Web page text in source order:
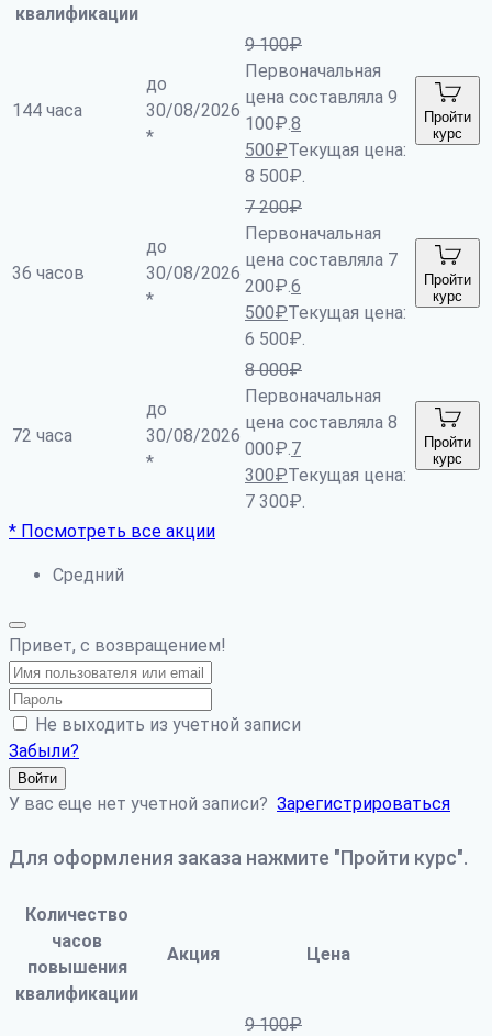
квалификации
144 часа
до
30/08/2026
*
9 100₽
Первоначальная
цена составляла 9
100₽.8
500₽Текущая цена:
8 500₽.
Пройти
курс
36 часов
до
30/08/2026
*
7 200₽
Первоначальная
цена составляла 7
200₽.6
500₽Текущая цена:
6 500₽.
Пройти
курс
72 часа
до
30/08/2026
*
8 000₽
Первоначальная
цена составляла 8
000₽.7
300₽Текущая цена:
7 300₽.
Пройти
курс
* Посмотреть все акции
Средний
Привет, с возвращением!
Не выходить из учетной записи
Забыли?
Войти
У вас еще нет учетной записи? Зарегистрироваться
Для оформления заказа нажмите "Пройти курс".
Количество
часов
повышения
квалификации
Акция Цена
9 100₽